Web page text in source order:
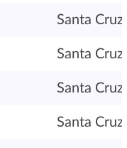
Santa
Santa
Santa
Santa